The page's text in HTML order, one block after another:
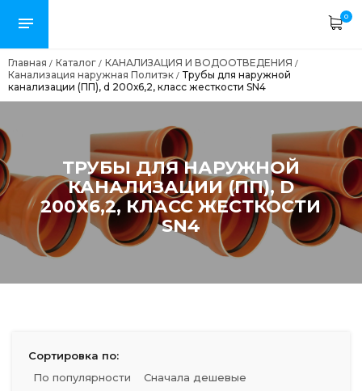
0
Главная / Каталог / КАНАЛИЗАЦИЯ И ВОДООТВЕДЕНИЯ /
Канализация наружная Политэк / Трубы для наружной
канализации (ПП), d 200х6,2, класс жесткости SN4
ТРУБЫ ДЛЯ НАРУЖНОЙ
КАНАЛИЗАЦИИ (ПП), D
200Х6,2, КЛАСС ЖЕСТКОСТИ
SN4
Сортировка по:
По популярности
Сначала дешевые